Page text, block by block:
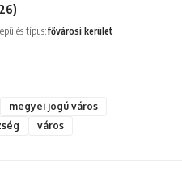
típus:fővárosi kerület
megyei jogú város
város